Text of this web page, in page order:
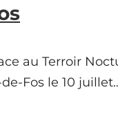
au Terroir
Fos le 10